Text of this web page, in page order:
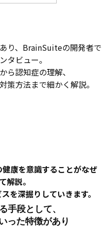
り、BrainSuiteの開発者で
タビュー。
ら認知症の理解、
方法まで細かく解説。
康を意識することがなぜ
解説。
を深掘りしていきます。
手段として、
った特徴があり